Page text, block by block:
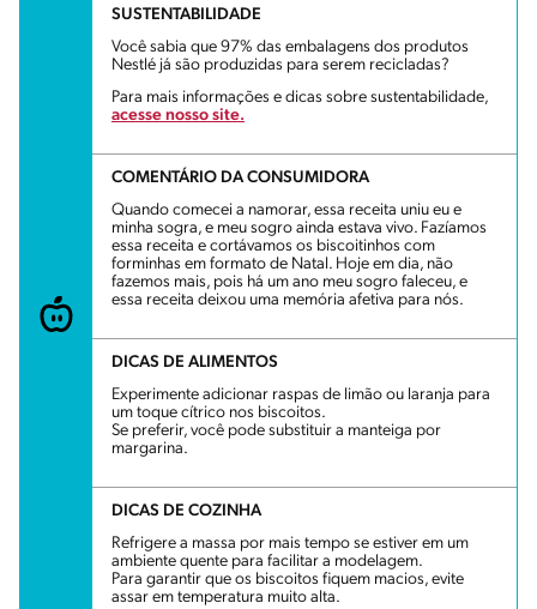
SUSTENTABILIDADE
Você sabia que 97% das embalagens dos produtos
Nestlé já são produzidas para serem recicladas?
Para mais informações e dicas sobre sustentabilidade,
acesse nosso site.
COMENTÁRIO DA CONSUMIDORA
Quando comecei a namorar, essa receita uniu eu e
minha sogra, e meu sogro ainda estava vivo. Fazíamos
essa receita e cortávamos os biscoitinhos com
forminhas em formato de Natal. Hoje em dia, não
fazemos mais, pois há um ano meu sogro faleceu, e
essa receita deixou uma memória afetiva para nós.
DICAS DE ALIMENTOS
Experimente adicionar raspas de limão ou laranja para
um toque cítrico nos biscoitos.
Se preferir, você pode substituir a manteiga por
margarina.
DICAS DE COZINHA
Refrigere a massa por mais tempo se estiver em um
ambiente quente para facilitar a modelagem.
Para garantir que os biscoitos fiquem macios, evite
assar em temperatura muito alta.